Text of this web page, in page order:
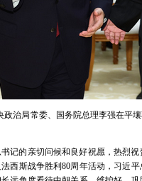
政治局常委、国务院总理李强在平
记的亲切问候和良好祝愿，热烈
西斯战争胜利80周年活动，习近